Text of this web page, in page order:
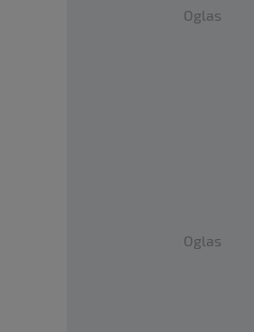
Oglas
Oglas